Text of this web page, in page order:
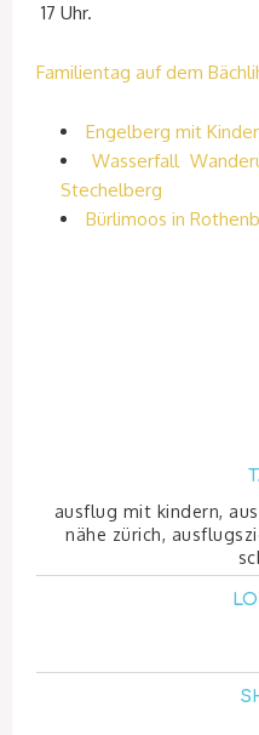
17 Uhr.
Familientag auf dem
Engelberg mit
Wasserfall
Stechelberg
Bürlimoos in
ausflug mit kindern,
nähe zürich,